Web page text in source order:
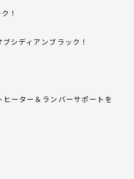
！
シディアンブラック！
ーター＆ランバーサポートを